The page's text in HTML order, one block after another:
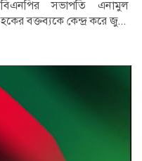
সাবেক প্রধানমন্ত্রী শেখ হাসিনার
সরকারের পতনের পর তাঁর